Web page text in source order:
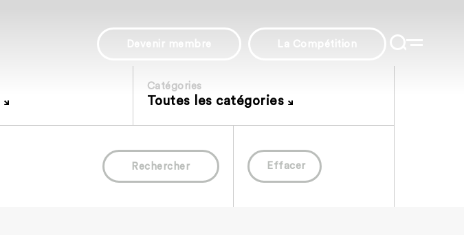
Devenir membre La Compétition
Catégories
Toutes les catégories
Rechercher Effacer